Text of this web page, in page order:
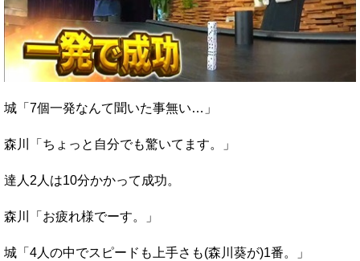
城「7個一発なんて聞いた事無い…」
森川「ちょっと自分でも驚いてます。」
達人2人は10分かかって成功。
森川「お疲れ様でーす。」
城「4人の中でスピードも上手さも(森川葵が)1番。」